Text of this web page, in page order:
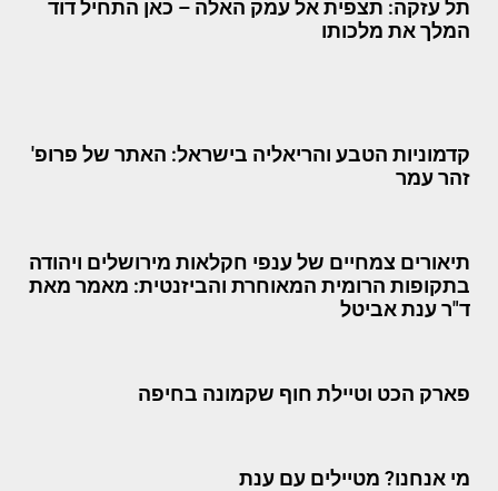
תל עזקה: תצפית אל עמק האלה – כאן התחיל דוד
המלך את מלכותו
קדמוניות הטבע והריאליה בישראל: האתר של פרופ'
זהר עמר
תיאורים צמחיים של ענפי חקלאות מירושלים ויהודה
בתקופות הרומית המאוחרת והביזנטית: מאמר מאת
ד"ר ענת אביטל
פארק הכט וטיילת חוף שקמונה בחיפה
מי אנחנו? מטיילים עם ענת